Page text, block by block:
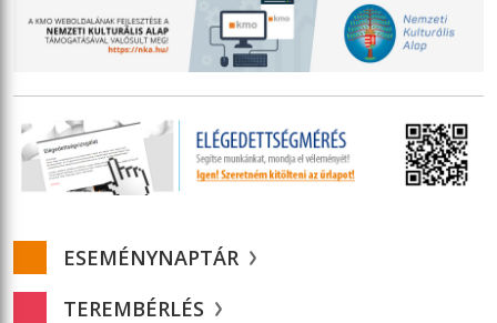
ESEMÉNYNAPTÁR
TEREMBÉRLÉS